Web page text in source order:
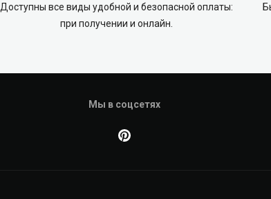
Доступны все виды удобной и безопасной оплаты:
при получении и онлайн.
Мы в соцсетях